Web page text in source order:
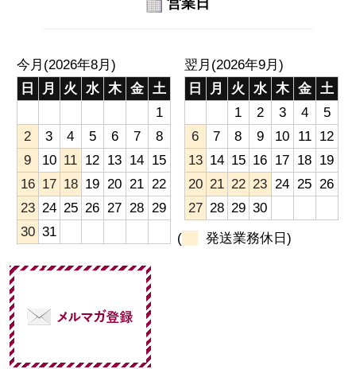
今月(2026年8月)
日
月 火 水 木 金
土
1
2
3 4 5 6 7
8
9
10 11 12 13 14 15
16 17 18 19 20 21 22
23 24 25 26 27 28 29
30 31
翌月(2026年9月)
日
月 火 水 木 金
土
1
2 3 4
5
6
7 8 9 10 11
12
13 14 15 16 17 18 19
20 21 22 23 24 25 26
27 28 29 30
( 発送業務休日)